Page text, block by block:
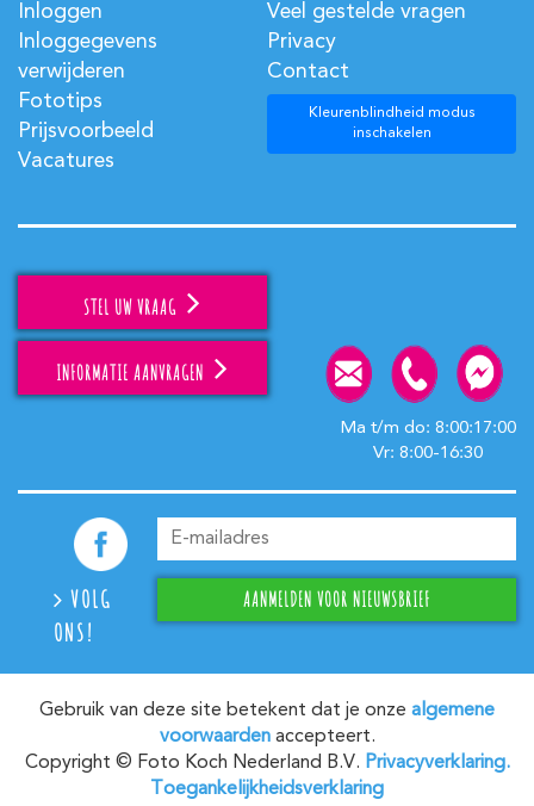
Inloggen
Inloggegevens
verwijderen
Fototips
Prijsvoorbeeld
Vacatures
Veel gestelde vragen
Privacy
Contact
Kleurenblindheid modus
inschakelen
STEL UW VRAAG
INFORMATIE AANVRAGEN
Ma t/m do: 8:00:17:00
Vr: 8:00-16:30
VOLG
ONS!
Gebruik van deze site betekent dat je onze algemene
voorwaardenaccepteert.
Copyright © Foto Koch Nederland B.V. Privacyverklaring.
Toegankelijkheidsverklaring